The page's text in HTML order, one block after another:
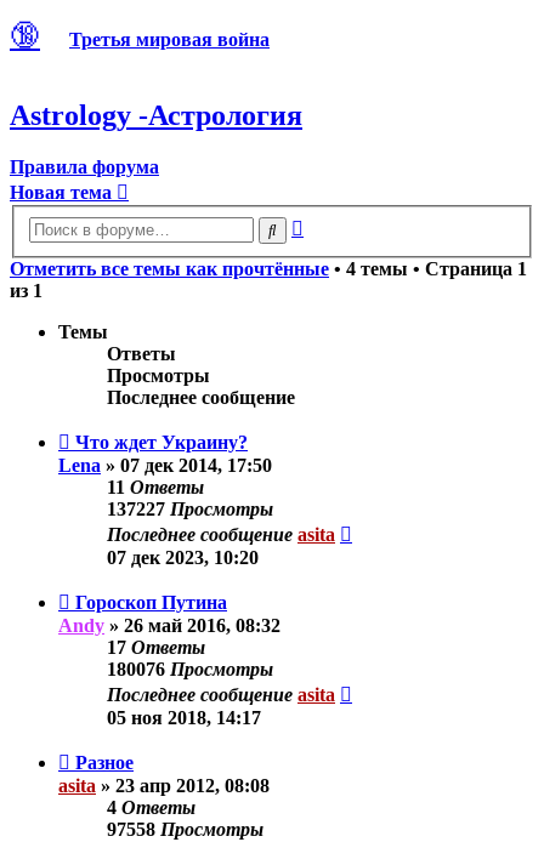
🔞 Третья мировая война
Astrology -Астрология
Правила форума
Новая тема
Поиск
Отметить все темы как прочтённые • 4 темы • Страница 1
из 1
Темы
Ответы
Просмотры
Последнее сообщение
Что ждет Украину?
Lena » 07 дек 2014, 17:50
11 Ответы
137227 Просмотры
Последнее сообщение asita
07 дек 2023, 10:20
Гороскоп Путина
Andy » 26 май 2016, 08:32
17 Ответы
180076 Просмотры
Последнее сообщение asita
05 ноя 2018, 14:17
Разное
asita » 23 апр 2012, 08:08
4 Ответы
97558 Просмотры